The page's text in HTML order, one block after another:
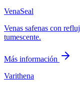
VenaSeal
Venas safenas con
tumescente.
Más información
Varithena